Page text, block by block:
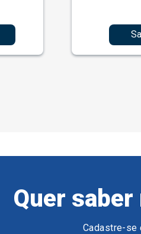
Quer
Cadastre-se